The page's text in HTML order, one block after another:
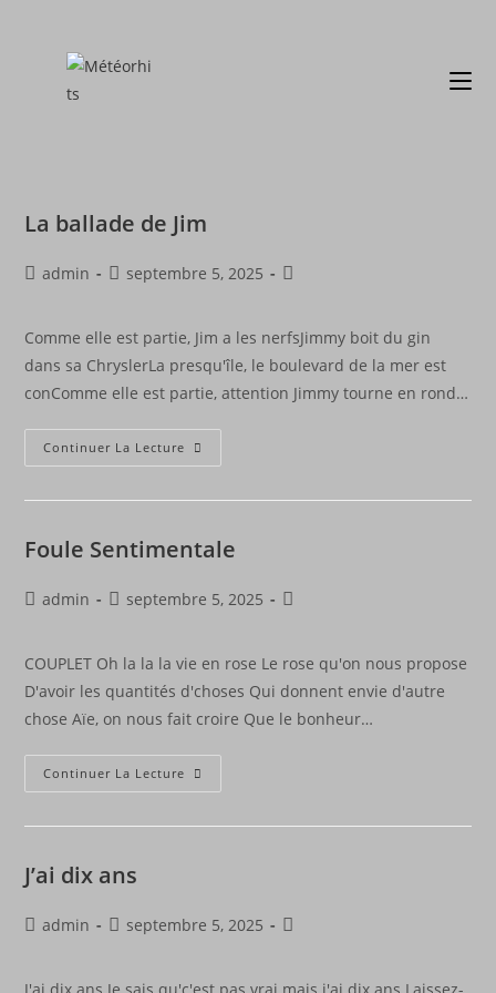
La ballade de Jim
admin septembre 5, 2025
Comme elle est partie, Jim a les nerfsJimmy boit du gin
dans sa ChryslerLa presqu'île, le boulevard de la mer est
conComme elle est partie, attention Jimmy tourne en rond…
Continuer La Lecture
Foule Sentimentale
admin septembre 5, 2025
COUPLET Oh la la la vie en rose Le rose qu'on nous propose
D'avoir les quantités d'choses Qui donnent envie d'autre
chose Aïe, on nous fait croire Que le bonheur…
Continuer La Lecture
J’ai dix ans
admin septembre 5, 2025